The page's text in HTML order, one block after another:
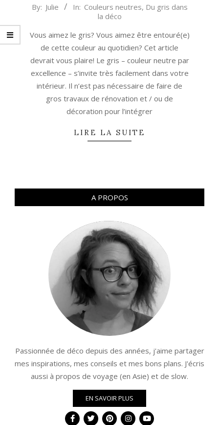
2021-
07
By: Julie In: Couleurs neutres, Du gris dans
la déco
Vous aimez le gris? Vous aimez être entouré(e)
de cette couleur au quotidien? Cet article
devrait vous plaire! Le gris – couleur neutre par
excellence – s’invite très facilement dans votre
intérieur. Il n’est pas nécessaire de faire de
gros travaux de rénovation et / ou de
décoration pour l’intégrer
LIRE LA SUITE
A PROPOS
Passionnée de déco depuis des années, j'aime partager
mes inspirations, mes conseils et mes bons plans. J'écris
aussi à propos de voyage (en Asie) et de slow.
EN SAVOIR PLUS